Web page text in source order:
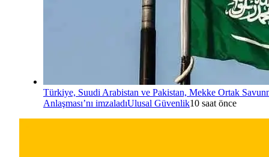
Türkiye, Suudi Arabistan ve Pakistan, Mekke Ortak
Anlaşması’nı imzaladıUlusal Güvenlik10 saat önce